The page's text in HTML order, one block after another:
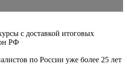
с доставкой итоговых
РФ
по России уже более 25 лет